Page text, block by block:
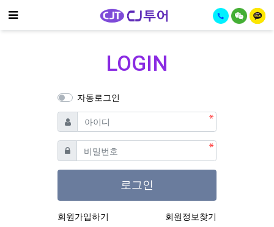
메뉴
LOGIN
자동로그인
아이디
필수
비밀번호필수
로그인
회원가입하기 회원정보찾기